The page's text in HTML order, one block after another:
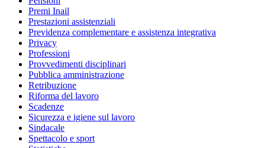
Premi Inail
Prestazioni assistenziali
Previdenza complementare e assistenza integrativa
Privacy
Professioni
Provvedimenti disciplinari
Pubblica amministrazione
Retribuzione
Riforma del lavoro
Scadenze
Sicurezza e igiene sul lavoro
Sindacale
Spettacolo e sport